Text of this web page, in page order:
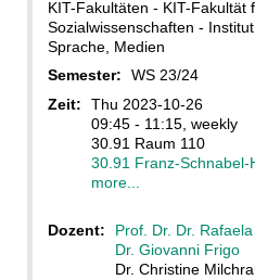
KIT-Fakultäten - KIT-Fakultät
Sozialwissenschaften -
Sprache, Medien
Semester:
WS 23/24
Zeit:
Thu 2023-10-26
09:45 - 11:15, weekly
30.91 Raum 110
30.91 Franz-Schnabel-
more...
Dozent:
Prof. Dr. Dr.
Dr. Giovanni Frigo
Dr. Christine